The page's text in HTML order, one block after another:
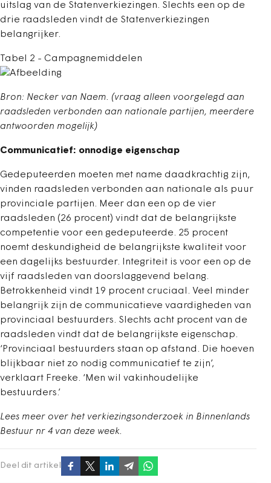
uitslag van de Statenverkiezingen. Slechts een op de
drie raadsleden vindt de Statenverkiezingen
belangrijker.
Tabel 2 - Campagnemiddelen
Bron: Necker van Naem. (vraag alleen voorgelegd aan
raadsleden verbonden aan nationale partijen, meerdere
antwoorden mogelijk)
Communicatief: onnodige eigenschap
Gedeputeerden moeten met name daadkrachtig zijn,
vinden raadsleden verbonden aan nationale als puur
provinciale partijen. Meer dan een op de vier
raadsleden (26 procent) vindt dat de belangrijkste
competentie voor een gedeputeerde. 25 procent
noemt deskundigheid de belangrijkste kwaliteit voor
een dagelijks bestuurder. Integriteit is voor een op de
vijf raadsleden van doorslaggevend belang.
Betrokkenheid vindt 19 procent cruciaal. Veel minder
belangrijk zijn de communicatieve vaardigheden van
provinciaal bestuurders. Slechts acht procent van de
raadsleden vindt dat de belangrijkste eigenschap.
‘Provinciaal bestuurders staan op afstand. Die hoeven
blijkbaar niet zo nodig communicatief te zijn’,
verklaart Freeke. ‘Men wil vakinhoudelijke
bestuurders.’
Lees meer over het verkiezingsonderzoek in Binnenlands
Bestuur nr 4 van deze week.
Deel dit artikel